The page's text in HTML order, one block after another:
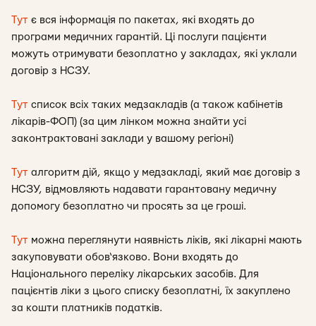
Тут є вся інформація по пакетах, які входять до
програми медичних гарантій. Ці послуги пацієнти
можуть отримувати безоплатно у закладах, які уклали
договір з НСЗУ.
Тут список всіх таких медзакладів (а також кабінетів
лікарів-ФОП) (за цим лінком можна знайти усі
законтрактовані заклади у вашому регіоні)
Тут алгоритм дій, якщо у медзакладі, який має договір з
НСЗУ, відмовляють надавати гарантовану медичну
допомогу безоплатно чи просять за це гроші.
Тут можна переглянути наявність ліків, які лікарні мають
закуповувати обов‘язково. Вони входять до
Національного переліку лікарських засобів. Для
пацієнтів ліки з цього списку безоплатні, їх закуплено
за кошти платників податків.